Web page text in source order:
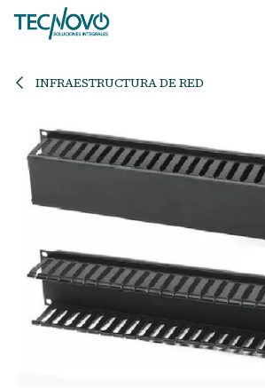
Ir al contenido
INFRAESTRUCTURA DE RED